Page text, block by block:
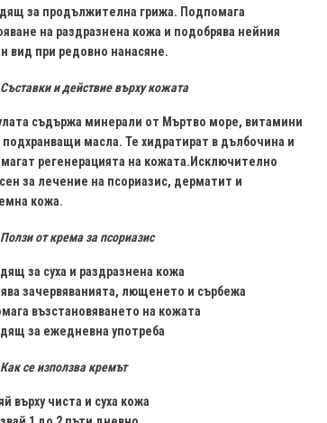
за продължителна грижа. Подпомага
на раздразнена кожа и подобрява нейния
вид при редовно нанасяне.
Съставки и действие върху кожата
съдържа минерали от Мъртво море, витамини
подхранващи масла. Те хидратират в дълбочина и
регенерацията на кожата.Исключително
за лечение на псориазис, дерматит и
кожа.
Ползи от крема за псориазис
за суха и раздразнена кожа
зачервяванията, лющенето и сърбежа
възстановяването на кожата
за ежедневна употреба
Как се използва кремът
върху чиста и суха кожа